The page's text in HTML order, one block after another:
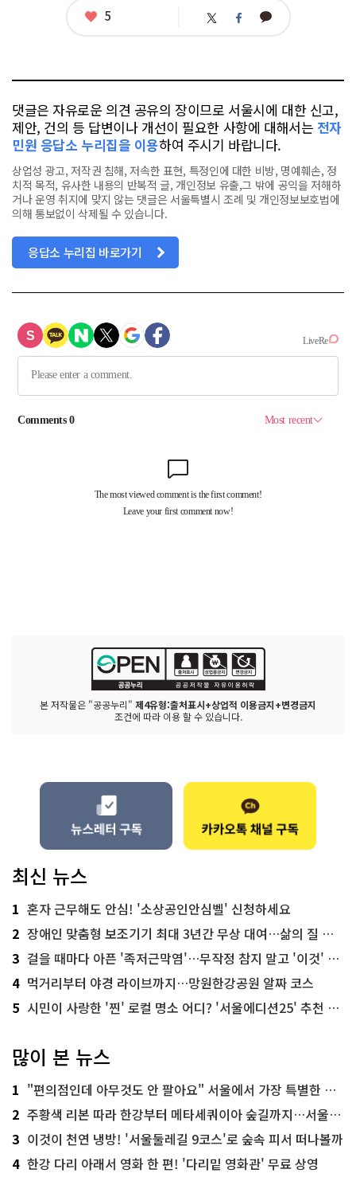
좋
5 트 페 카
댓글은 자유로운 의견 공유의 장이므로 서울시에 대한 신고,
제안, 건의 등 답변이나 개선이 필요한 사항에 대해서는 전자
민원 응답소 누리집을 이용하여 주시기 바랍니다.
상업성 광고, 저작권 침해, 저속한 표현, 특정인에 대한 비방, 명예훼손, 정
치적 목적, 유사한 내용의 반복적 글, 개인정보 유출,그 밖에 공익을 저해하
거나 운영 취지에 맞지 않는 댓글은 서울특별시 조례 및 개인정보보호법에
의해 통보없이 삭제될 수 있습니다.
응답소 누리집 바로가기
본 저작물은 "공공누리" 제4유형:출처표시+상업적 이용금지+변경금지
조건에 따라 이용 할 수 있습니다.
최신 뉴스
1 혼자 근무해도 안심! '소상공인안심벨' 신청하세요
2 장애인 맞춤형 보조기기 최대 3년간 무상 대여…삶의 질 높인다
3 걸을 때마다 아픈 '족저근막염'…무작정 참지 말고 '이것' 해보세요!
4 먹거리부터 야경 라이브까지…망원한강공원 알짜 코스
5 시민이 사랑한 '찐' 로컬 명소 어디? '서울에디션25' 추천 코스
많이 본 뉴스
1 "편의점인데 아무것도 안 팔아요" 서울에서 가장 특별한 편의점의 정체
2 주황색 리본 따라 한강부터 메타세쿼이아 숲길까지…서울둘레길 15코스
3 이것이 천연 냉방! '서울둘레길 9코스'로 숲속 피서 떠나볼까
4 한강 다리 아래서 영화 한 편! '다리밑 영화관' 무료 상영